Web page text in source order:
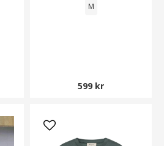
M
599 kr